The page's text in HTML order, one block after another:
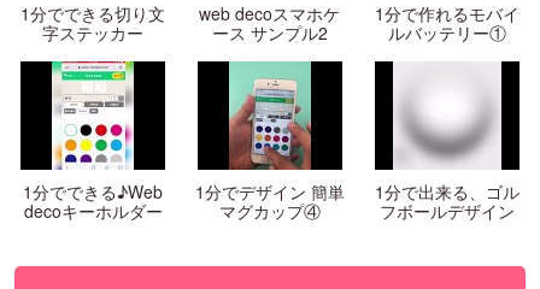
1分でできる切り文
字ステッカー
web decoスマホケ
ース サンプル2
1分で作れるモバイ
ルバッテリー①
1分でできる♪Web
decoキーホルダー
1分でデザイン 簡単
マグカップ④
1分で出来る、ゴル
フボールデザイン